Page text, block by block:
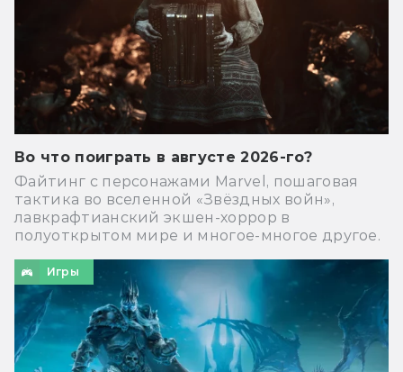
Во что поиграть в августе 2026-го?
Файтинг с персонажами Marvel, пошаговая
тактика во вселенной «Звёздных войн»,
лавкрафтианский экшен-хоррор в
полуоткрытом мире и многое-многое другое.
Игры